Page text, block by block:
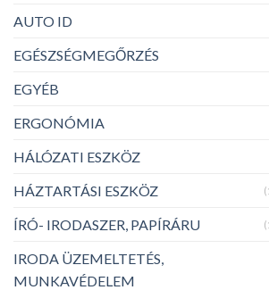
AUTO ID
EGÉSZSÉGMEGŐRZÉS
EGYÉB
ERGONÓMIA
HÁLÓZATI ESZKÖZ
HÁZTARTÁSI ESZKÖZ
ÍRÓ- IRODASZER, PAPÍRÁRU
IRODA ÜZEMELTETÉS,
MUNKAVÉDELEM